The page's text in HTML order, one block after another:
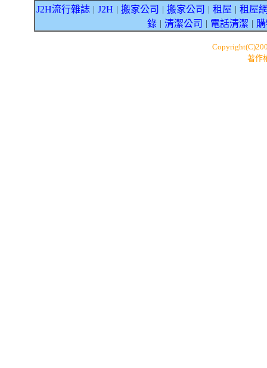
J2H流行雜誌 J2H 搬家公司 搬家公司 租屋
租屋
錄｜ 清潔公司 電話清潔
著作